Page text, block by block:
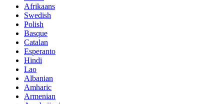
Afrikaans
Swedish
Polish
Basque
Catalan
Esperanto
Hindi
Lao
Albanian
Amharic
Armenian